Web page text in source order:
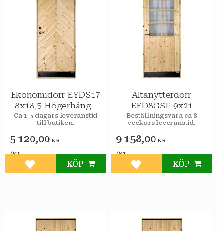
Ekonomidörr EYDS17
8x18,5 Högerhängd
STAR Varmförråd
Sport
Ca 1-5 dagars leveranstid
till butiken.
5 120,00 KR
/ST
Lägg till i favoriter
KÖP
Altanytterdörr
EFD8GSP 9x21
Vänsterhängd STAR
Varmförråd Klarglas
spröjs
Beställningsvara ca 8
veckors leveranstid.
9 158,00 KR
/ST
Lägg till i favoriter
KÖP